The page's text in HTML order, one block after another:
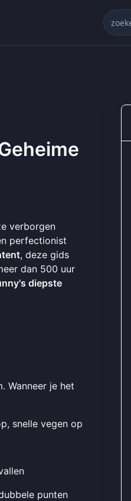
verborgen
perfectionist
, deze gids
dan 500 uur
diepste
Wanneer je het
snelle vegen op
punten